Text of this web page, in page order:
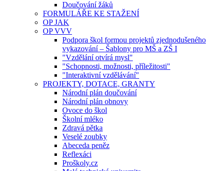
Doučování žáků
FORMULÁŘE KE STAŽENÍ
OP JAK
OP VVV
Podpora škol formou projektů zjednodušeného
vykazování – Šablony pro MŠ a ZŠ I
"Vzdělání otvírá mysl"
"Schopnosti, možnosti, příležitosti"
"Interaktivní vzdělávání"
PROJEKTY, DOTACE, GRANTY
Národní plán doučování
Národní plán obnovy
Ovoce do škol
Školní mléko
Zdravá pětka
Veselé zoubky
Abeceda peněz
Reflexáci
Proškoly.cz